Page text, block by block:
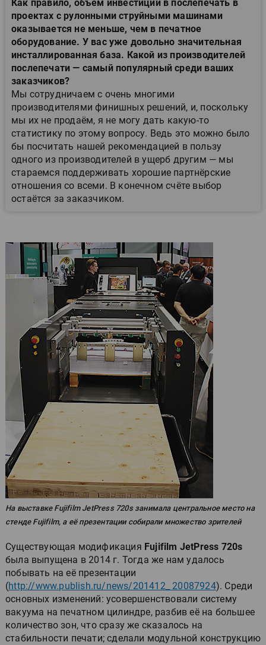
Как правило, объём инвестиций в послепечать в
проектах с рулонными струйными машинами
оказывается не меньше, чем в печатное
оборудование. У вас уже довольно значительная
инсталлированная база. Какой из производителей
послепечати — самый популярный среди ваших
заказчиков?
Мы сотрудничаем с очень многими
производителями финишных решений, и, поскольку
мы их не продаём, я не могу дать какую-то
статистику по этому вопросу. Ведь это можно было
бы посчитать нашей рекомендацией в пользу
одного из производителей в ущерб другим — мы
стараемся поддерживать хорошие партнёрские
отношения со всеми. В конечном счёте выбор
остаётся за заказчиком.
На выставке Fujifilm JetPress 720s занимала центральное место на
стенде Fujifilm, а её презентации собирали множество зрителей
Существующая модификация Fujifilm JetPress 720s
была выпущена в 2014 г. Тогда же нам удалось
побывать на её презентации
(http://www.publish.ru/news/201412_ 20087924). Среди
основных изменений: усовершенствовали систему
вакуума на печатном цилиндре, разбив её на большее
количество зон, что сразу же сказалось на
стабильности печати; сделали модульной конструкцию